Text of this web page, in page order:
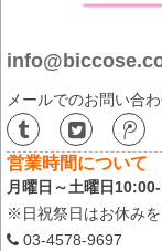
メールでのお問い合
営業時間について
月曜日～土曜日
※日祝祭日はお休みを
03-4578-9697